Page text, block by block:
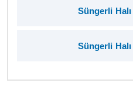
Süngerli
Süngerli